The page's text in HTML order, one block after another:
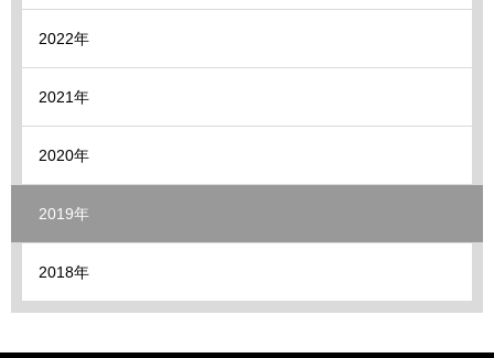
2022年
2021年
2020年
2019年
2018年